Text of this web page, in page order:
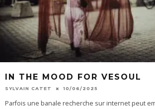
IN THE MOOD FOR VESOUL
SYLVAIN CATET 10/06/2025
Parfois une banale recherche sur internet peut